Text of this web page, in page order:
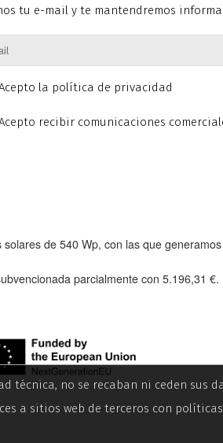
tu e-mail y te mantendremos
la política de privacidad
recibir comunicaciones
solares de 540 Wp, con las que
parcialmente con 5.196,31 €.
no se recaban ni ceden sus
a sitios web de terceros con